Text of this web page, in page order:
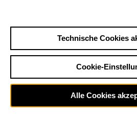
Technische Cookies
Cookie-
Alle Cookies